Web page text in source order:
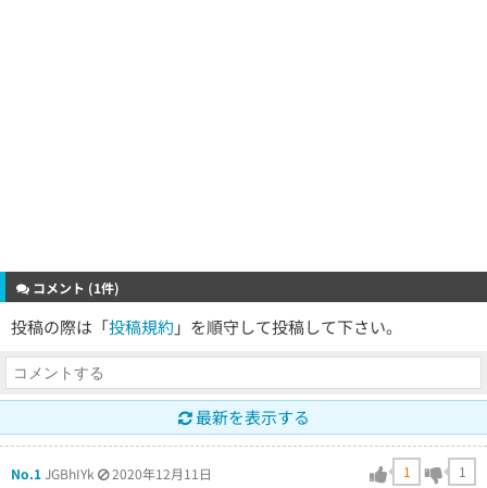
コメント (1件)
投稿の際は「投稿規約 」を順守して投稿して下さい。
最新を表示する
No.1JGBhIYk 2020年12月11日 1 1